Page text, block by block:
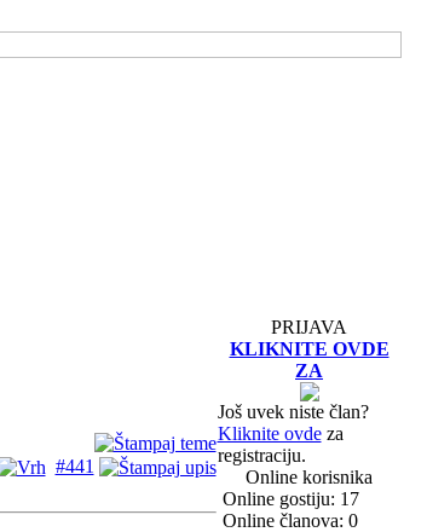
#441
PRIJAVA
KLIKNITE OVDE
ZA
Još uvek niste član?
Kliknite ovdeza
registraciju.
Online korisnika
Online gostiju: 17
Online članova: 0